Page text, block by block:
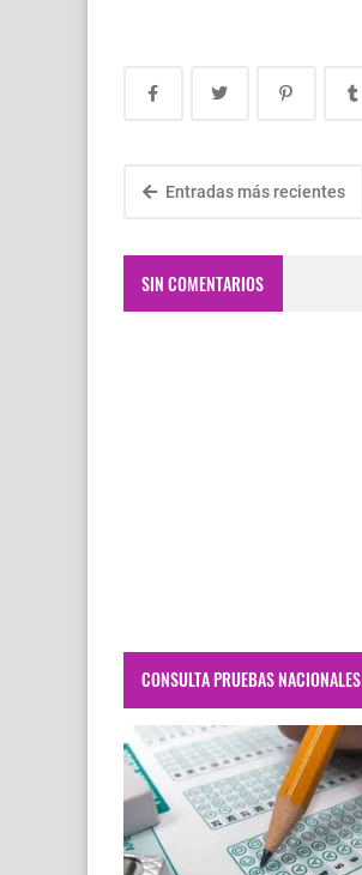
Entradas más recientes
SIN COMENTARIOS
CONSULTA PRUEBAS NACIONALES